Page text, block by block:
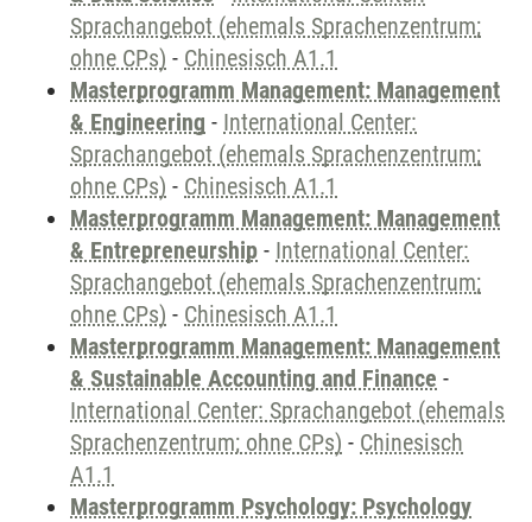
Sprachangebot (ehemals Sprachenzentrum;
ohne CPs) - Chinesisch A1.1
Masterprogramm Management: Management
& Engineering - International Center:
Sprachangebot (ehemals Sprachenzentrum;
ohne CPs) - Chinesisch A1.1
Masterprogramm Management: Management
& Entrepreneurship - International Center:
Sprachangebot (ehemals Sprachenzentrum;
ohne CPs) - Chinesisch A1.1
Masterprogramm Management: Management
& Sustainable Accounting and Finance -
International Center: Sprachangebot (ehemals
Sprachenzentrum; ohne CPs) - Chinesisch
A1.1
Masterprogramm Psychology: Psychology